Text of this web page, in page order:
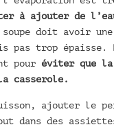
à ajouter de
soupe doit avoir
pas trop épaisse.
pour éviter que la
casserole.
ajouter le
dans des